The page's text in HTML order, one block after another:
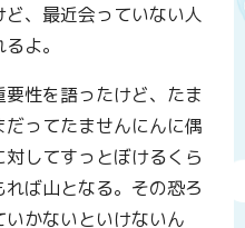
、最近会っていない人
よ。
性を語ったけど、たま
ってたませんにんに偶
してすっとぼけるくら
ば山となる。その恐ろ
かないといけないん